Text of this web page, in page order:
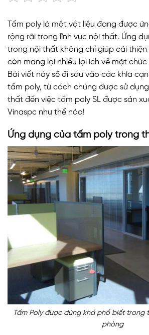
Tấm poly là một vật liệu đang được
rộng rãi trong lĩnh vực nội thất. Ứng
trong nội thất không chỉ giúp cải
còn mang lại nhiều lợi ích về mặt
Bài viết này sẽ đi sâu vào các khía
tấm poly, từ cách chúng được sử
thất đến việc tấm poly SL được sản
Vinaspc như thế nào!
Ứng dụng của tấm poly trong
Tấm Poly được dùng khá phổ biết trong
phòng